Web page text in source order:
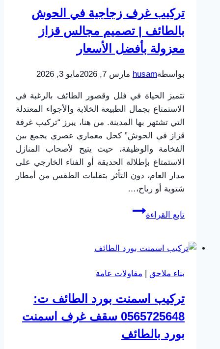
تركيب غرف زجاجية في الحوش
بالطائف | تصميم مجالس قزاز
معزولة بأفضل الأسعار
بواسطةhusam مارس 7, 2026 مايو 3, 2026
تتميز الحياة في فلل وقصور الطائف بالرغبة في
الاستمتاع بجمال الطبيعة الخلابة والأجواء المعتدلة
التي تشتهر بها المدينة. من هنا، يبرز “تركيب غرفة
قزاز في الحوش” كحل معماري عصري يجمع بين
الفخامة والوظيفة، حيث يتيح لأصحاب المنازل
الاستمتاع بإطلالة الحديقة أو الفناء الخارجي على
مدار العام، دون التأثر بتقلبات الطقس من أمطار
شتوية أو رياح،…
تابع القراءة
تركيب
في
بالطائف
تصميم
مجالس
قزاز
معزولة
بناء ملاحق | مقاولات عامة
تركيب اسمنت بورد الطائف ت:
0565725648 سقف غرف اسمنت
بورد بالطائف